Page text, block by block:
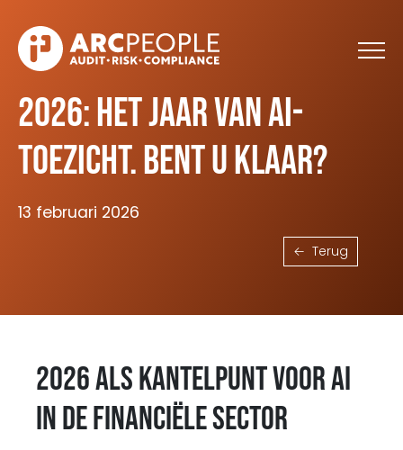
2026: Het jaar van AI-
toezicht. Bent u klaar?
13 februari 2026
Terug
2026 als kantelpunt voor AI
in de financiële sector